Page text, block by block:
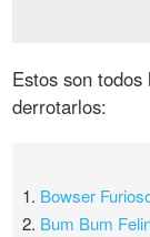
Estos son
derrotarlos:
1. Bowser
2. Bum Bum